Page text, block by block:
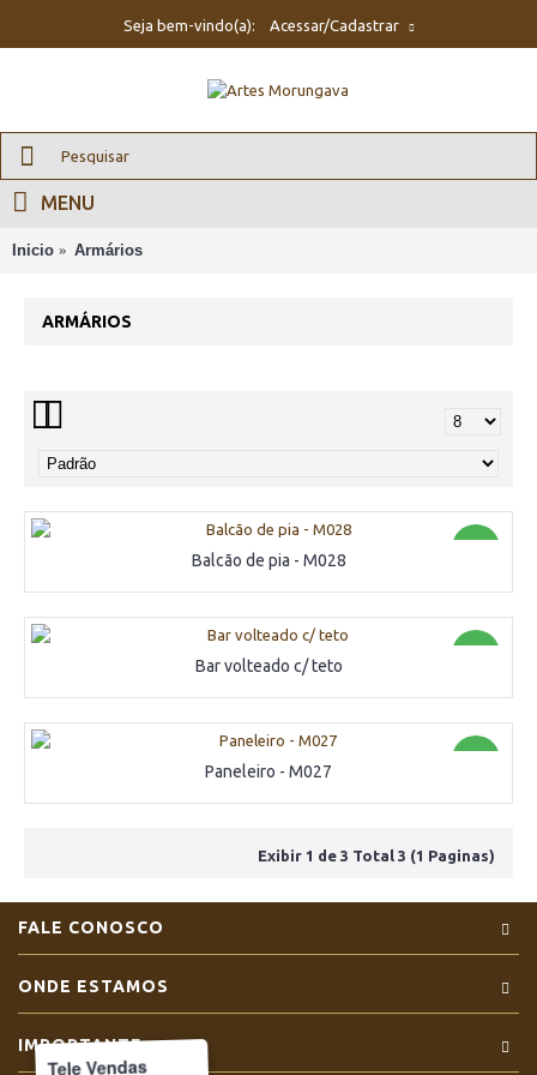
Seja bem-vindo(a): Acessar/Cadastrar
MENU
Inicio Armários
ARMÁRIOS
Balcão de pia - M028
Bar volteado c/ teto
Paneleiro - M027
Exibir 1 de 3 Total 3 (1 Paginas)
FALE CONOSCO
ONDE ESTAMOS
IMPORTANTE
Tele Vendas